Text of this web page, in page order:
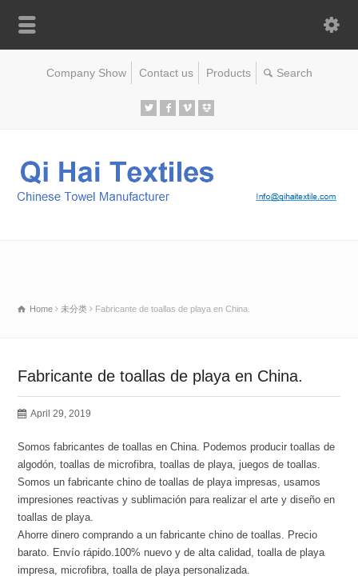
Company Show Contact us Products
Home 未分类 Fabricante de toallas de playa en China.
Fabricante de toallas de playa en China.
April 29, 2019
Somos fabricantes de toallas en China. Podemos producir toallas de
algodón, toallas de microfibra, toallas de playa, juegos de toallas.
Somos un fabricante chino de toallas de playa impresas, usamos
impresiones reactivas y sublimación para realizar el arte y diseño en
toallas de playa.
Ahorre dinero comprando a un fabricante chino de toallas. Precio
barato. Envío rápido.100% nuevo y de alta calidad, toalla de playa
impresa, microfibra, toalla de playa personalizada.